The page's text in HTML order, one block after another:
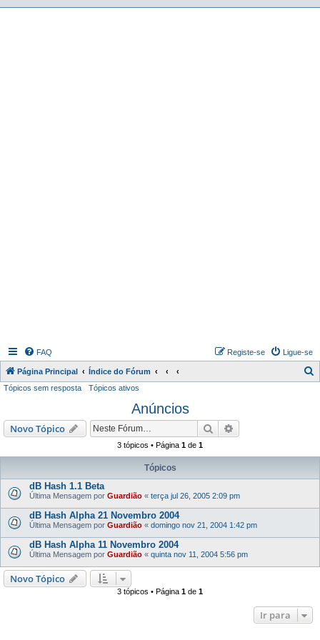
FAQ Ligue-se
Registe-se
Página Principal Índice do Fórum
i
r
Tópicos sem resposta Tópicos ativos
Anúncios
Novo Tópico Pesquisar
3 tópicos • Página 1 de 1
Tópicos
dB Hash 1.1 Beta
Última Mensagem por Guardião « terça jul 26, 2005 2:09 pm
dB Hash Alpha 21 Novembro 2004
Última Mensagem por Guardião « domingo nov 21, 2004 1:42 pm
dB Hash Alpha 11 Novembro 2004
Última Mensagem por Guardião « quinta nov 11, 2004 5:56 pm
Novo Tópico
3 tópicos • Página 1 de 1
Ir para